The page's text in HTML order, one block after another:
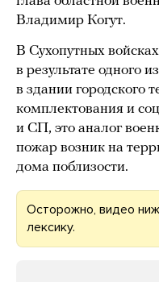
Владимир Когут.
В Сухопутных
в результате одного
в здании городского
комплектования и
и СП, это аналог
пожар возник на
дома поблизости.
Осторожно, видео
лексику.